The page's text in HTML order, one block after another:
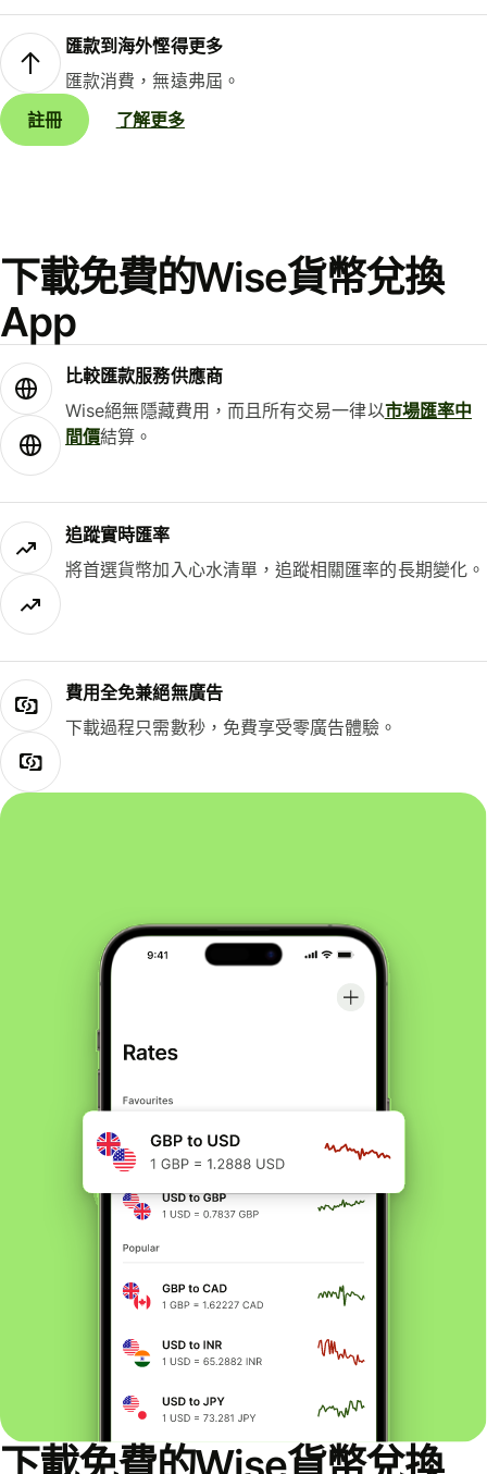
匯款到海外慳得更多
匯款消費，無遠弗屆。
註冊
了解更多
下載免費的Wise貨幣兌換
App
比較匯款服務供應商
Wise絕無隱藏費用，而且所有交易一律以市場匯率中
間價結算。
追蹤實時匯率
將首選貨幣加入心水清單，追蹤相關匯率的長期變化。
費用全免兼絕無廣告
下載過程只需數秒，免費享受零廣告體驗。